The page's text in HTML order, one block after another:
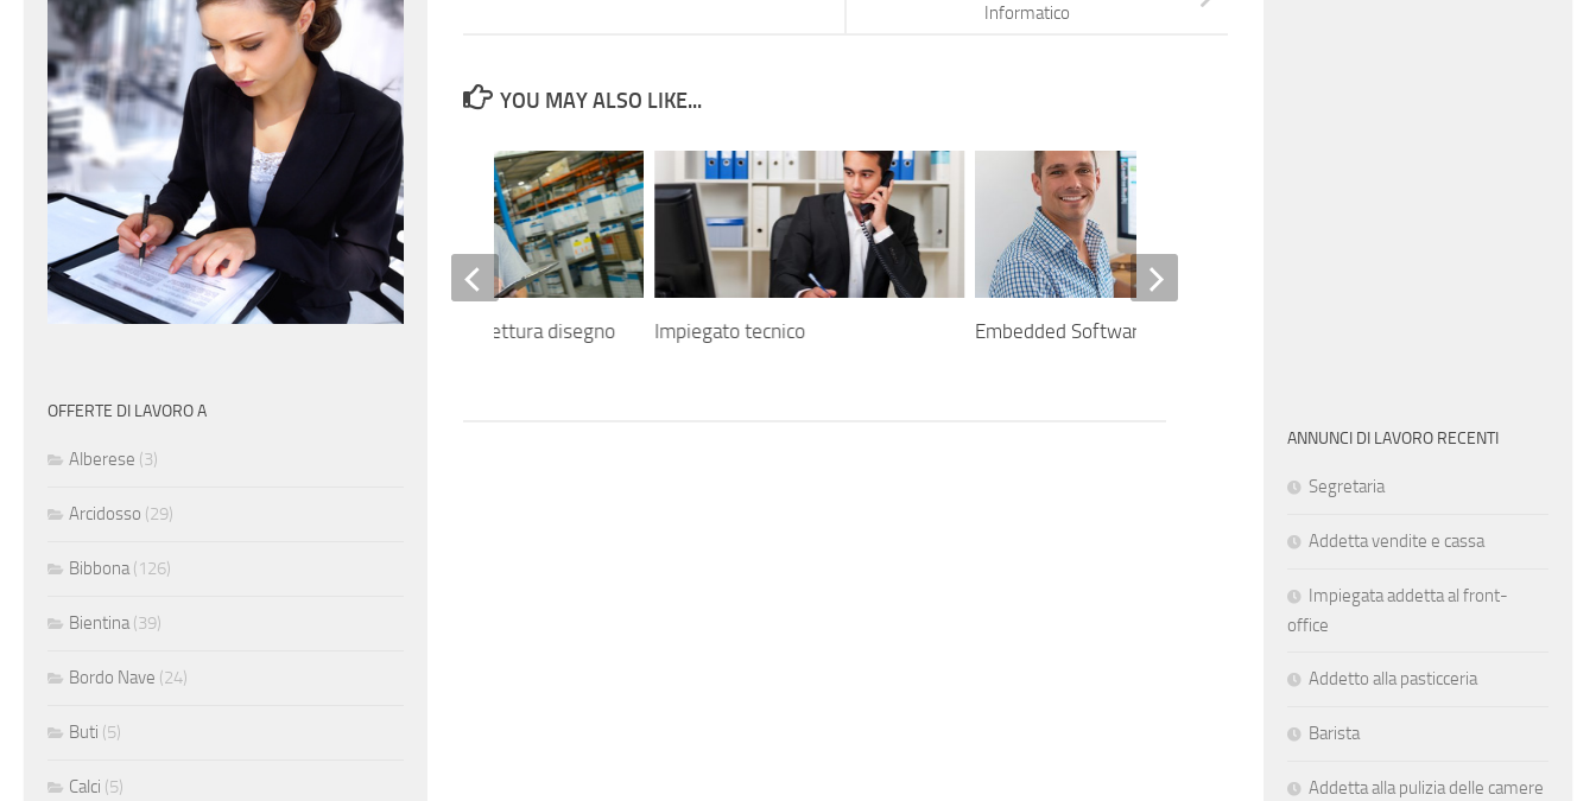
Informatico
YOU MAY ALSO LIKE...
Impiegato tecnico Embedded Software Engineer
Magazziniere con lettura disegno
OFFERTE DI LAVORO A
Alberese (3)
Arcidosso (29)
Bibbona(126)
Bientina(39)
Bordo Nave (24)
Buti (5)
Calci (5)
ANNUNCI DI LAVORO RECENTI
Segretaria
Addetta vendite e cassa
Impiegata addetta al front-
office
Addetto alla pasticceria
Barista
Addetta alla pulizia delle camere